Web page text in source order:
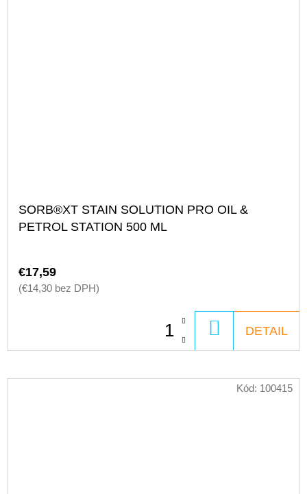
SORB®XT STAIN SOLUTION PRO OIL &
PETROL STATION 500 ML
€17,59
(€14,30 bez DPH)
KOŠÍKA
DETAIL
Kód: 100415